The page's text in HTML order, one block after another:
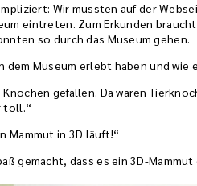
Wir mussten auf der
eintreten. Zum Erkunden
so durch das Museum gehen.
dem Museum erlebt haben und wie
gefallen. Da waren
toll.“
Mammut in 3D läuft!“
gemacht, dass es ein 3D-